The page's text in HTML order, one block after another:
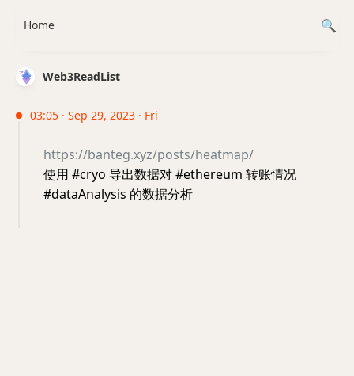
Web3ReadList
03:05 · Sep 29, 2023 · Fri
https://banteg.xyz/posts/heatmap/
使用 #cryo 导出数据对 #ethereum 转账情况
#dataAnalysis 的数据分析
Home